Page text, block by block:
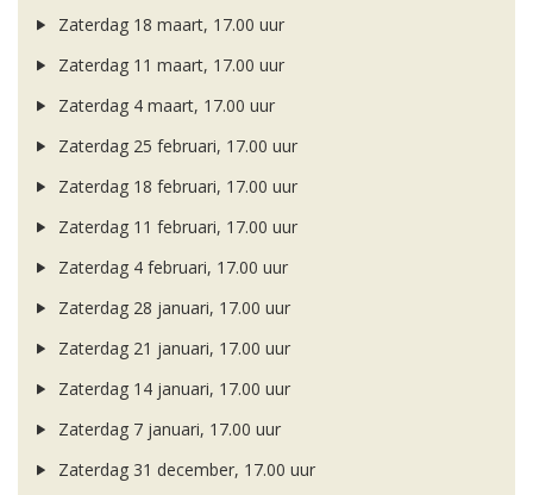
Zaterdag 18 maart, 17.00 uur
Zaterdag 11 maart, 17.00 uur
Zaterdag 4 maart, 17.00 uur
Zaterdag 25 februari, 17.00 uur
Zaterdag 18 februari, 17.00 uur
Zaterdag 11 februari, 17.00 uur
Zaterdag 4 februari, 17.00 uur
Zaterdag 28 januari, 17.00 uur
Zaterdag 21 januari, 17.00 uur
Zaterdag 14 januari, 17.00 uur
Zaterdag 7 januari, 17.00 uur
Zaterdag 31 december, 17.00 uur